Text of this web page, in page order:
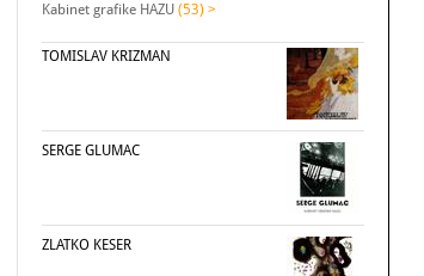
Kabinet grafike HAZU (53) >
TOMISLAV KRIZMAN
SERGE GLUMAC
ZLATKO KESER